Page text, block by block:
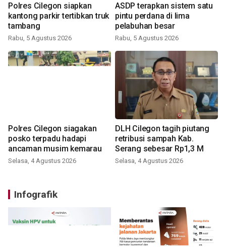
Polres Cilegon siapkan
kantong parkir tertibkan truk
tambang
Rabu, 5 Agustus 2026
ASDP terapkan sistem satu
pintu perdana di lima
pelabuhan besar
Rabu, 5 Agustus 2026
Polres Cilegon siagakan
posko terpadu hadapi
ancaman musim kemarau
Selasa, 4 Agustus 2026
DLH Cilegon tagih piutang
retribusi sampah Kab.
Serang sebesar Rp1,3 M
Selasa, 4 Agustus 2026
Infografik